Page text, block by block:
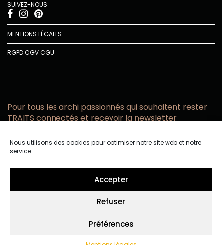
Nous utilisons des cookies pour optimiser notre site web et notre
service.
Accepter
Refuser
Préférences
SUIVEZ-NOUS
MENTIONS LÉGALES
RGPDCGVCGU
Pour tous les archi passionnés qui souhaitent rester
TRAITS connectés et recevoir la newsletter
email
confidentialité.